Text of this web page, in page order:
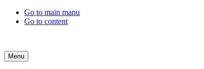
Go to main manu
Go to content
Menu